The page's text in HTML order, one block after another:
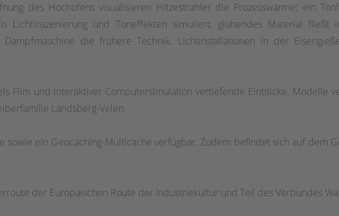
des Hochofens visualisieren Hitzestrahler die Prozesswärme; ein
Lichtinszenierung und Toneffekten simuliert; glühendes Material fließt
Dampfmaschine die frühere Technik. Lichtinstallationen in der
Film und interaktiver Computersimulation vertiefende Einblicke. Modelle
Landsberg-Velen.
sowie ein Geocaching-Multicache verfügbar. Zudem befindet sich auf dem
der Europäischen Route der Industriekultur und Teil des Verbundes